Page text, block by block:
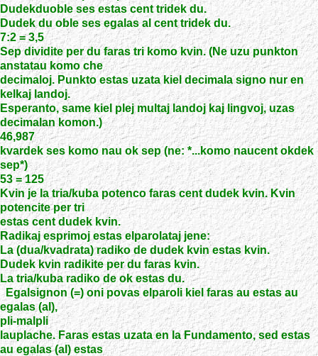
Dudekduoble ses estas cent tridek du.
Dudek du oble ses egalas al cent tridek du.
7:2 = 3,5
Sep dividite per du faras tri komo kvin. (Ne uzu punkton
anstatau komo che
decimaloj. Punkto estas uzata kiel decimala signo nur en
kelkaj landoj.
Esperanto, same kiel plej multaj landoj kaj lingvoj, uzas
decimalan komon.)
46,987
kvardek ses komo nau ok sep (ne: *...komo naucent okdek
sep*)
53 = 125
Kvin je la tria/kuba potenco faras cent dudek kvin. Kvin
potencite per tri
estas cent dudek kvin.
Radikaj esprimoj estas elparolataj jene:
La (dua/kvadrata) radiko de dudek kvin estas kvin.
Dudek kvin radikite per du faras kvin.
La tria/kuba radiko de ok estas du.
Egalsignon (=) oni povas elparoli kiel faras au estas au
egalas (al),
pli-malpli
lauplache. Faras estas uzata en la Fundamento, sed estas
au egalas (al) estas